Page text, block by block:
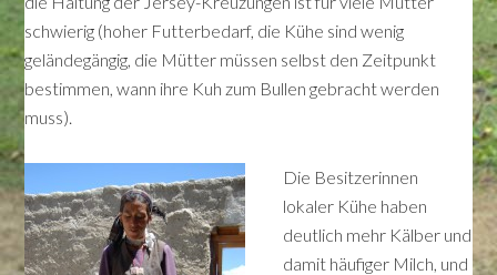
schwierig (hoher Futterbedarf, die Kühe sind wenig
geländegängig, die Mütter müssen selbst den Zeitpunkt
bestimmen, wann ihre Kuh zum Bullen gebracht werden
muss).
Die Besitzerinnen
lokaler Kühe haben
deutlich mehr Kälber und
damit häufiger Milch, und